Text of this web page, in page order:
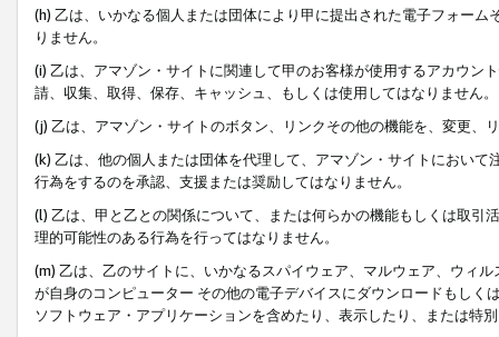
(h) 乙は、いかなる個人または団体により甲に提出された電子フォー
りません。
(i) 乙は、アマゾン・サイトに関連して甲のお客様が使用するアカウン
請、収集、取得、保存、キャッシュ、もしくは使用してはなりません。
(j) 乙は、アマゾン・サイトのボタン、リンクその他の機能を、変更、
(k) 乙は、他の個人または団体を代理して、アマゾン・サイトにおい
行為をするのを承認、支援または奨励してはなりません。
(l) 乙は、甲と乙との関係について、または何らかの機能もしくは取
理的可能性のある行為を行ってはなりません。
(m) 乙は、乙のサイトに、いかなるスパイウェア、マルウェア、ウィ
が自身のコンピューター その他の電子デバイスにダウンロードもし
ソフトウェア・アプリケーションを含めたり、表示したり、または特